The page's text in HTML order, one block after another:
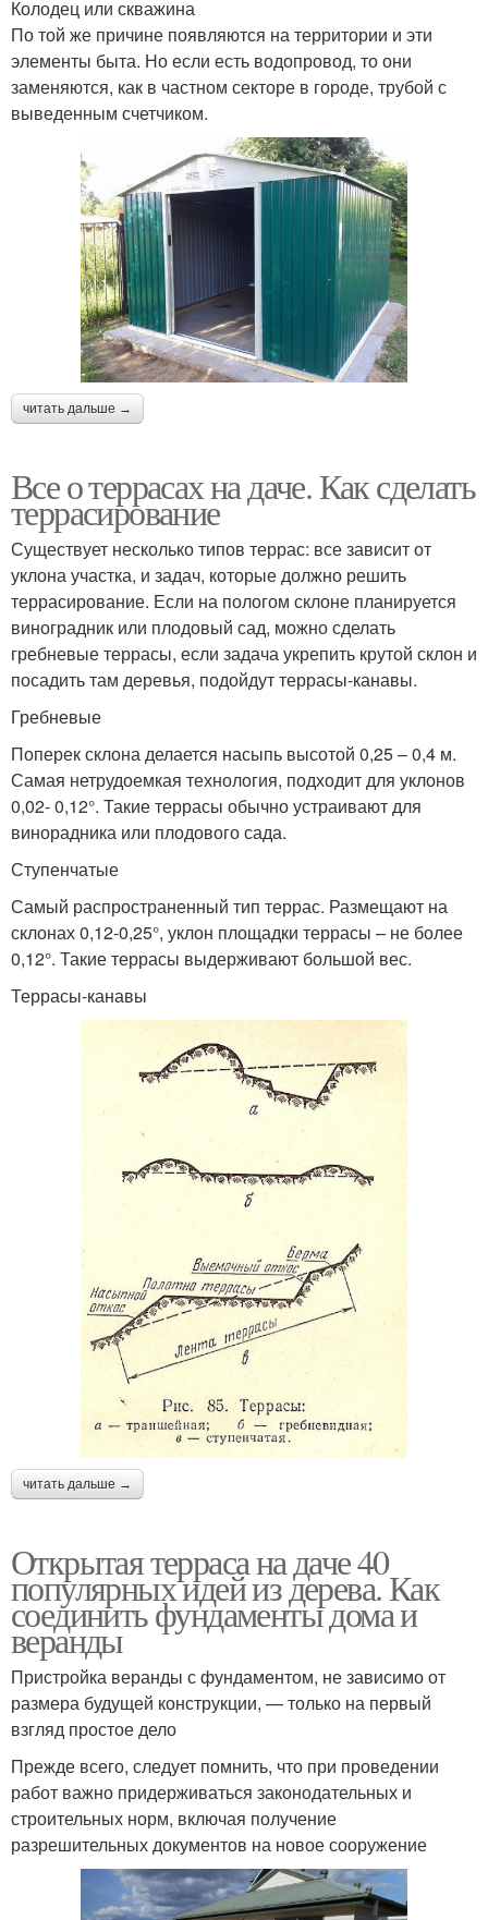
Колодец или скважина
По той же причине появляются на территории и эти
элементы быта. Но если есть водопровод, то они
заменяются, как в частном секторе в городе, трубой с
выведенным счетчиком.
читать дальше →
Все о террасах на даче. Как сделать
террасирование
Существует несколько типов террас: все зависит от
уклона участка, и задач, которые должно решить
террасирование. Если на пологом склоне планируется
виноградник или плодовый сад, можно сделать
гребневые террасы, если задача укрепить крутой склон и
посадить там деревья, подойдут террасы-канавы.
Гребневые
Поперек склона делается насыпь высотой 0,25 – 0,4 м.
Самая нетрудоемкая технология, подходит для уклонов
0,02- 0,12°. Такие террасы обычно устраивают для
винорадника или плодового сада.
Ступенчатые
Самый распространенный тип террас. Размещают на
склонах 0,12-0,25°, уклон площадки террасы – не более
0,12°. Такие террасы выдерживают большой вес.
Террасы-канавы
читать дальше →
Открытая терраса на даче 40
популярных идей из дерева. Как
соединить фундаменты дома и
веранды
Пристройка веранды с фундаментом, не зависимо от
размера будущей конструкции, — только на первый
взгляд простое дело
Прежде всего, следует помнить, что при проведении
работ важно придерживаться законодательных и
строительных норм, включая получение
разрешительных документов на новое сооружение